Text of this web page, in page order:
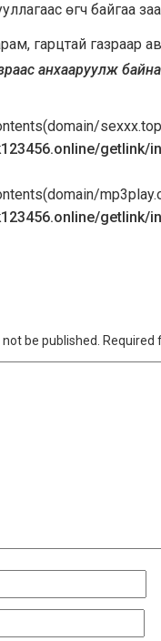
өгч байгаа
гарам, гарцтай
анхааруулж
getlink/
getlink/
be published. Required